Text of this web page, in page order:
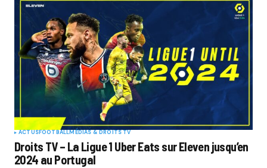
ACTUSFOOTBALLMÉDIAS & DROITS TV
Droits TV – La Ligue 1 Uber Eats sur Eleven jusqu’en
2024 au Portugal